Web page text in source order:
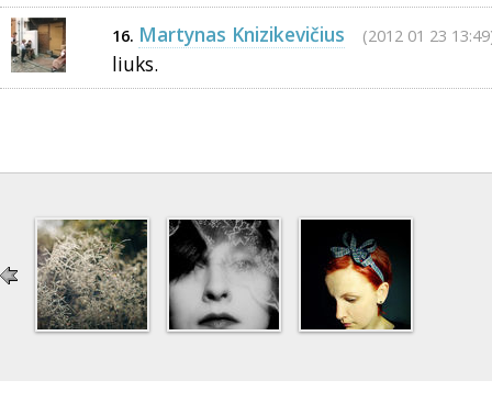
16. Martynas Knizikevičius (2012 01 23
liuks.